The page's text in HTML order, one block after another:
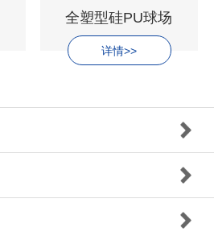
全塑型硅PU球场
详情>>